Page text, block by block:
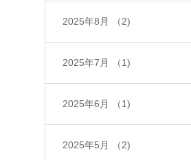
2025年8月 （2)
2025年7月 （1)
2025年6月 （1)
2025年5月 （2)